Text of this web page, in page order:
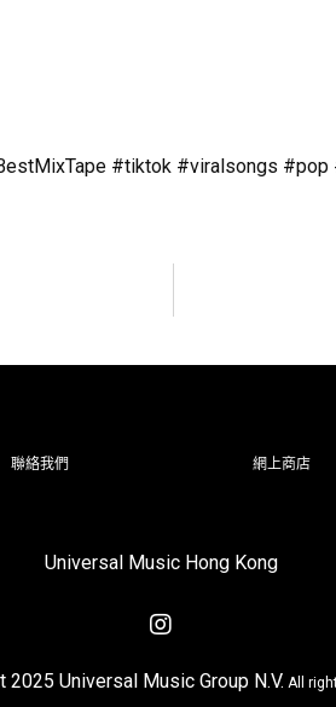
#tiktok #viralsongs
聯絡我們 網上商店
Universal Music Hong Kong
2025 Universal Music Group N.V. All